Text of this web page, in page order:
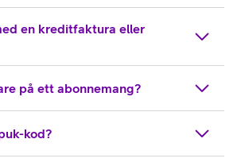
en kreditfaktura eller
på ett abonnemang?
kod?